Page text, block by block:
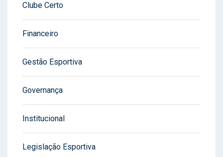
Clube Certo
Financeiro
Gestão Esportiva
Governança
Institucional
Legislação Esportiva